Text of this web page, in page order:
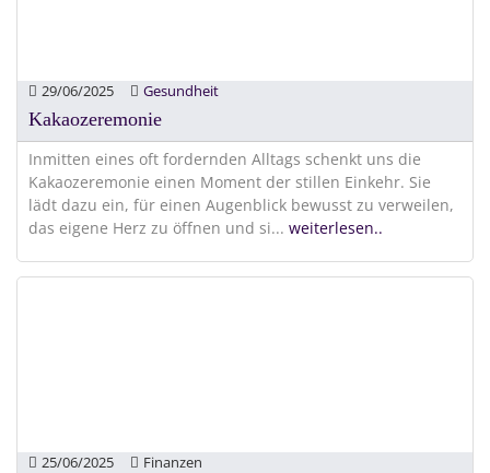
29/06/2025 Gesundheit
Kakaozeremonie
Inmitten eines oft fordernden Alltags schenkt uns die
Kakaozeremonie einen Moment der stillen Einkehr. Sie
lädt dazu ein, für einen Augenblick bewusst zu verweilen,
das eigene Herz zu öffnen und si... weiterlesen..
25/06/2025 Finanzen